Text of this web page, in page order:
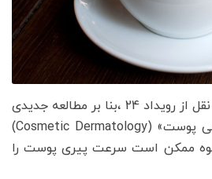
به گزارش اقتصادنیوز به نقل از رویداد 24 ،بنا بر مطالعه‌ جدیدی
که در مجله «لوازم آرایشی پوست» (Cosmetic Dermatology)
ممکن است سرعت پیری پوست را